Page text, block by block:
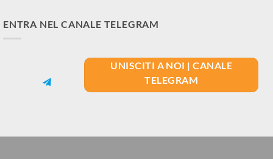
ENTRA NEL CANALE TELEGRAM
UNISCITI A NOI | CANALE
TELEGRAM